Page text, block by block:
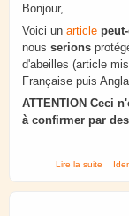
Bonjour,
Voici un article
nous serions
d'abeilles (article
Française puis
ATTENTION Ceci
à confirmer par
Lire la suite de